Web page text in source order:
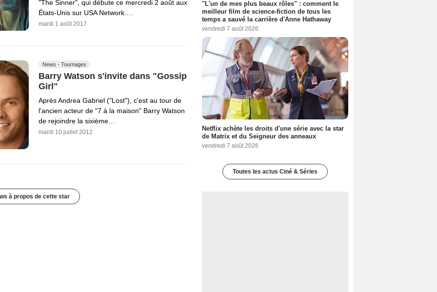
"The Sinner", qui débute ce mercredi 2 août aux
États-Unis sur USA Network.…
mardi 1 août 2017
News - Tournages
Barry Watson s'invite dans "Gossip
Girl"
Après Andrea Gabriel ("Lost"), c'est au tour de
l'ancien acteur de "7 à la maison" Barry Watson
de rejoindre la sixième…
mardi 10 juillet 2012
à propos de cette star
"L'un de mes plus beaux rôles" : comment le
meilleur film de science-fiction de tous les
temps a sauvé la carrière d'Anne Hathaway
vendredi 7 août 2026
Netflix achète les droits d'une série avec la star
de Matrix et du Seigneur des anneaux
vendredi 7 août 2026
Toutes les actus Ciné & Séries